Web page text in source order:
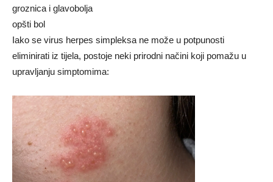
groznica i glavobolja
opšti bol
Iako se virus herpes simpleksa ne može u potpunosti
eliminirati iz tijela, postoje neki prirodni načini koji pomažu u
upravljanju simptomima: